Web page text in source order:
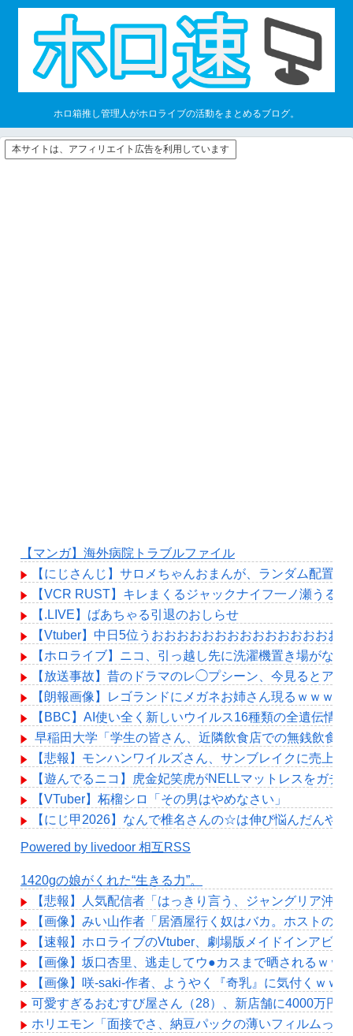
ホロ箱推し管理人がホロライブの活動をまとめるブログ。
本サイトは、アフィリエイト広告を利用しています
【マンガ】海外病院トラブルファイル
【にじさんじ】サロメちゃんおまんが、ランダム配置
【VCR RUST】キレまくるジャックナイフ一ノ瀬うる
【.LIVE】ばあちゃる引退のおしらせ
【Vtuber】中日5位うおおおおおおおおおおおおおおおお
【ホロライブ】ニコ、引っ越し先に洗濯機置き場がない
【放送事故】昔のドラマのレ◯プシーン、今見るとアウ
【朗報画像】レゴランドにメガネお姉さん現るｗｗｗ
【BBC】AI使い全く新しいウイルス16種類の全遺伝情
早稲田大学「学生の皆さん、近隣飲食店での無銭飲食
【悲報】モンハンワイルズさん、サンブレイクに売上
【遊んでるニコ】虎金妃笑虎がNELLマットレスをガ
【VTuber】柘榴シロ「その男はやめなさい」
【にじ甲2026】なんで椎名さんの☆は伸び悩んだんや？
Powered by livedoor 相互RSS
1420gの娘がくれた“生きる力”。
【悲報】人気配信者「はっきり言う、ジャングリア沖
【画像】みい山作者「居酒屋行く奴はバカ。ホストの
【速報】ホロライブのVtuber、劇場版メイドインアビ
【画像】坂口杏里、逃走してウ●カスまで晒されるｗｗ
【画像】咲-saki-作者、ようやく『奇乳』に気付くｗｗ
可愛すぎるおむすび屋さん（28）、新店舗に4000万円
ホリエモン「面接でさ、納豆パックの薄いフィルムっ